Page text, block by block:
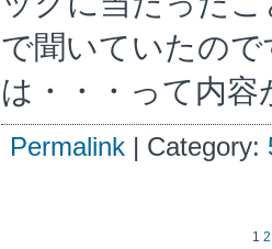
で聞いていたの
は・・・って内
Permalink | Category:
1 2